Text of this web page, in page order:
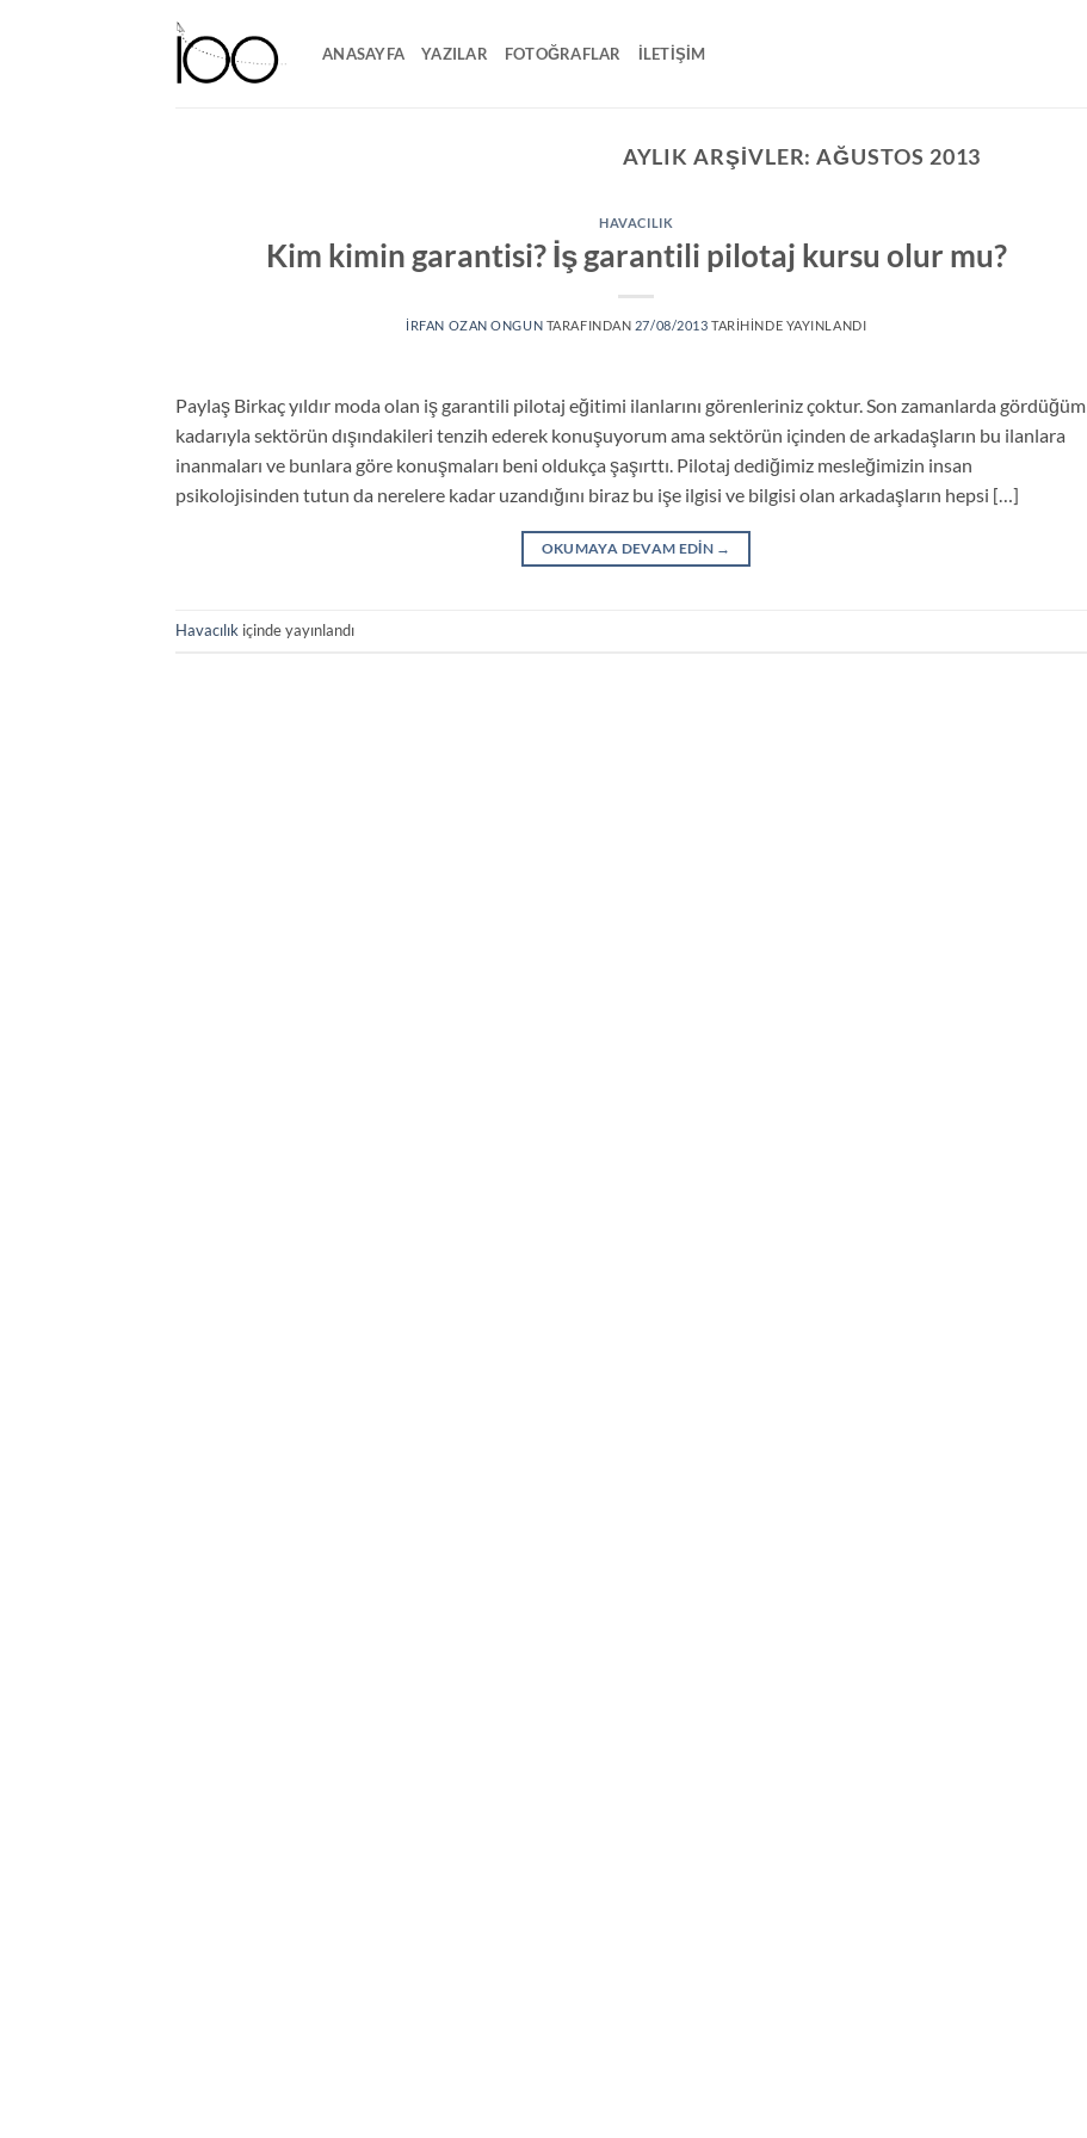
ANASAYFA YAZILAR FOTOĞRAFLAR İLETIŞIM
AYLIK ARŞIVLER:AĞUSTOS 2013
HAVACILIK
Kim kimin garantisi? İş garantili pilotaj kursu olur mu?
İRFAN OZAN ONGUN TARAFINDAN 27/08/2013 TARIHINDE YAYINLANDI
Paylaş Birkaç yıldır moda olan iş garantili pilotaj eğitimi ilanlarını görenleriniz çoktur. Son zamanlarda gördüğüm
kadarıyla sektörün dışındakileri tenzih ederek konuşuyorum ama sektörün içinden de arkadaşların bu ilanlara
inanmaları ve bunlara göre konuşmaları beni oldukça şaşırttı. Pilotaj dediğimiz mesleğimizin insan
psikolojisinden tutun da nerelere kadar uzandığını biraz bu işe ilgisi ve bilgisi olan arkadaşların hepsi […]
OKUMAYA DEVAM EDIN →
Havacılık içinde yayınlandı